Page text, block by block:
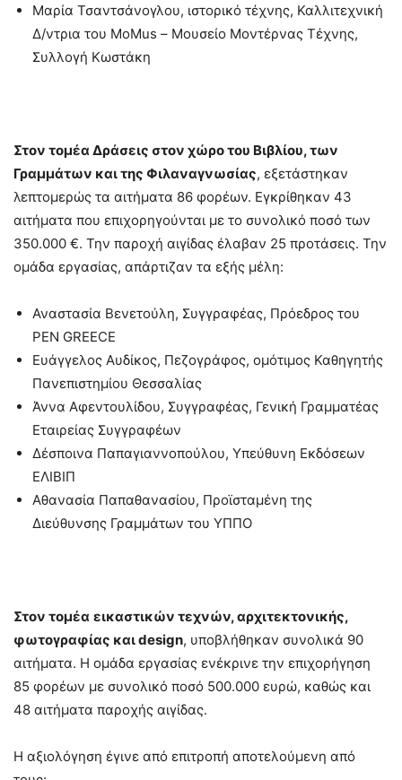
Μαρία Τσαντσάνογλου, ιστορικό τέχνης, Καλλιτεχνική
Δ/ντρια του MoMus – Μουσείο Μοντέρνας Τέχνης,
Συλλογή Κωστάκη
Στον τομέα Δράσεις στον χώρο του Βιβλίου, των
Γραμμάτων και της Φιλαναγνωσίας, εξετάστηκαν
λεπτομερώς τα αιτήματα 86 φορέων. Εγκρίθηκαν 43
αιτήματα που επιχορηγούνται με το συνολικό ποσό των
350.000 €. Την παροχή αιγίδας έλαβαν 25 προτάσεις. Την
ομάδα εργασίας, απάρτιζαν τα εξής μέλη:
Αναστασία Βενετούλη, Συγγραφέας, Πρόεδρος του
PEN GREECE
Ευάγγελος Αυδίκος, Πεζογράφος, ομότιμος Καθηγητής
Πανεπιστημίου Θεσσαλίας
Άννα Αφεντουλίδου, Συγγραφέας, Γενική Γραμματέας
Εταιρείας Συγγραφέων
Δέσποινα Παπαγιαννοπούλου, Υπεύθυνη Εκδόσεων
ΕΛΙΒΙΠ
Αθανασία Παπαθανασίου, Προϊσταμένη της
Διεύθυνσης Γραμμάτων του ΥΠΠΟ
Στον τομέα εικαστικών τεχνών, αρχιτεκτονικής,
φωτογραφίας καιdesign, υποβλήθηκαν συνολικά 90
αιτήματα. Η ομάδα εργασίας ενέκρινε την επιχορήγηση
85 φορέων με συνολικό ποσό 500.000 ευρώ, καθώς και
48 αιτήματα παροχής αιγίδας.
Η αξιολόγηση έγινε από επιτροπή αποτελούμενη από